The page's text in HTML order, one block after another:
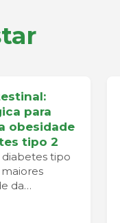
para
obesidade
tipo 2
tipo
da